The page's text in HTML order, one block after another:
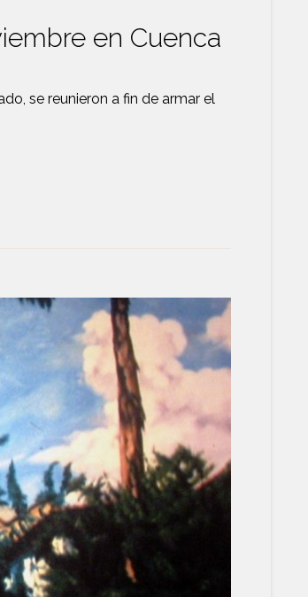
en Cuenca
se reunieron a fin de armar el